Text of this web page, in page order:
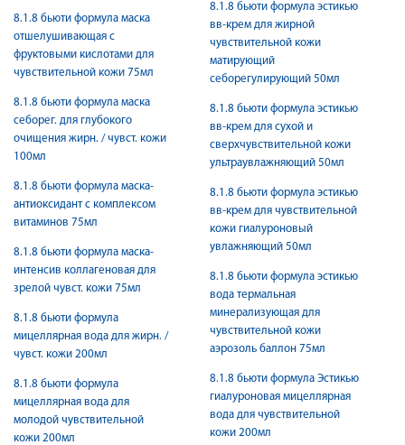
8.1.8 бьюти формула маска
отшелушивающая с
фруктовыми кислотами для
чувствительной кожи 75мл
8.1.8 бьюти формула маска
себорег. для глубокого
очищения жирн. / чувст. кожи
100мл
8.1.8 бьюти формула маска-
антиоксидант с комплексом
витаминов 75мл
8.1.8 бьюти формула маска-
интенсив коллагеновая для
зрелой чувст. кожи 75мл
8.1.8 бьюти формула
мицеллярная вода для жирн. /
чувст. кожи 200мл
8.1.8 бьюти формула
мицеллярная вода для
молодой чувствительной
кожи 200мл
8.1.8 бьюти формула эстикью
вв-крем для жирной
чувствительной кожи
матирующий
себорегулирующий 50мл
8.1.8 бьюти формула эстикью
вв-крем для сухой и
сверхчувствительной кожи
ультраувлажняющий 50мл
8.1.8 бьюти формула эстикью
вв-крем для чувствительной
кожи гиалуроновый
увлажняющий 50мл
8.1.8 бьюти формула эстикью
вода термальная
минерализующая для
чувствительной кожи
аэрозоль баллон 75мл
8.1.8 бьюти формула Эстикью
гиалуроновая мицеллярная
вода для чувствительной
кожи 200мл